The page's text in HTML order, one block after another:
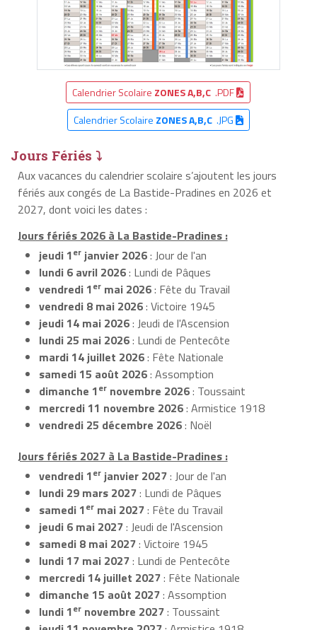
Calendrier Scolaire ZONES A,B,C .PDF
Calendrier Scolaire ZONES A,B,C.JPG
Jours Fériés ⤵
Aux vacances du calendrier scolaire s’ajoutent les jours
fériés aux congés de La Bastide-Pradines en 2026 et
2027, dont voici les dates :
Jours fériés 2026 à La Bastide-Pradines :
jeudi 1er janvier 2026: Jour de l'an
lundi 6 avril 2026: Lundi de Pâques
vendredi 1er mai 2026: Fête du Travail
vendredi 8 mai 2026: Victoire 1945
jeudi 14 mai 2026: Jeudi de l'Ascension
lundi 25 mai 2026: Lundi de Pentecôte
mardi 14 juillet 2026: Fête Nationale
samedi 15 août 2026: Assomption
dimanche 1er novembre 2026: Toussaint
mercredi 11 novembre 2026: Armistice 1918
vendredi 25 décembre 2026: Noël
Jours fériés 2027 à La Bastide-Pradines :
vendredi 1er janvier 2027: Jour de l'an
lundi 29 mars 2027: Lundi de Pâques
samedi 1er mai 2027: Fête du Travail
jeudi 6 mai 2027: Jeudi de l'Ascension
samedi 8 mai 2027: Victoire 1945
lundi 17 mai 2027: Lundi de Pentecôte
mercredi 14 juillet 2027: Fête Nationale
dimanche 15 août 2027: Assomption
lundi 1er novembre 2027: Toussaint